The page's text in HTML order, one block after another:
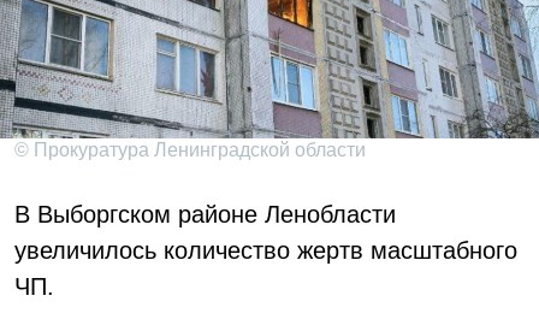
© Прокуратура Ленинградской области
В Выборгском районе Ленобласти
увеличилось количество жертв масштабного
ЧП.